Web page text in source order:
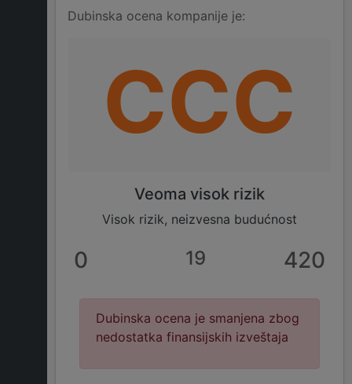
Dubinska ocena kompanije je:
CCC
Veoma visok rizik
Visok rizik, neizvesna budućnost
0 19 420
Dubinska ocena je smanjena zbog
nedostatka finansijskih izveštaja